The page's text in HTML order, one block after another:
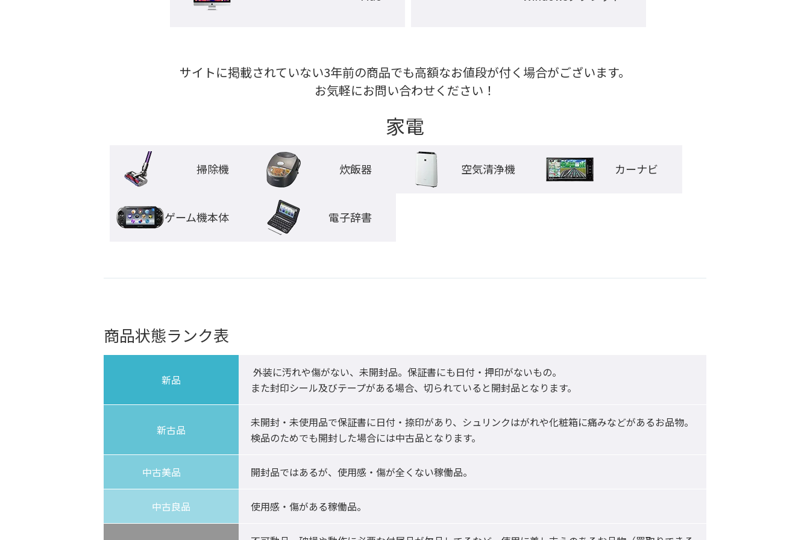
サイトに掲載されていない3年前の商品でも高額なお値段が付く場合がございます。
お気軽にお問い合わせください！
家電
掃除機 炊飯器 空気清浄機 カーナビ
ゲーム機本体 電子辞書
商品状態ランク表
新品
また封印シール及びテープがある場合、切られていると開封品となります。
新古品
未開封・未使用品で保証書に日付・捺印があり、シュリンクはがれや化粧箱に痛みなどがあるお品物。
検品のためでも開封した場合には中古品となります。
開封品ではあるが、使用感・傷が全くない稼働品。
中古良品 使用感・傷がある稼働品。